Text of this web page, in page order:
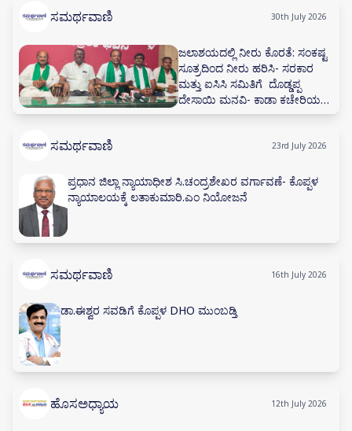
ಸಮರ್ಥವಾಣಿ 30th July 2026
ಜಲಾಶಯದಲ್ಲಿ ನೀರು ಕೊರತೆ: ಸಂಕಷ್ಟ
ಸೂತ್ರದಿಂದ ನೀರು ಹರಿಸಿ- ಸರಕಾರ
ಮತ್ತು ಐಸಿಸಿ ಸಮಿತಿಗೆ ದೊಡ್ಡಪ್ಪ
ದೇಸಾಯಿ ಮನವಿ- ಕಾಡಾ ಕಚೇರಿಯಲ್ಲಿ
ನೀರಾವರಿ ಸಲಹಾ ಸಮಿತಿ ಸಭೆ ನಡೆಸಲು
ಸಮರ್ಥವಾಣಿ 23rd July 2026
ಪ್ರಧಾನ ಜಿಲ್ಲಾ ನ್ಯಾಯಾಧೀಶ ಸಿ.ಚಂದ್ರಶೇಖರ ವರ್ಗಾವಣೆ- ಕೊಪ್ಪಳ
ನ್ಯಾಯಾಲಯಕ್ಕೆ ಲತಾಕುಮಾರಿ.ಎಂ ನಿಯೋಜನೆ
ಸಮರ್ಥವಾಣಿ 16th July 2026
ಡಾ.ಈಶ್ವರ ಸವಡಿಗೆ ಕೊಪ್ಪಳ DHO ಮುಂಬಡ್ತಿ
ಹೊಸಅಧ್ಯಾಯ 12th July 2026